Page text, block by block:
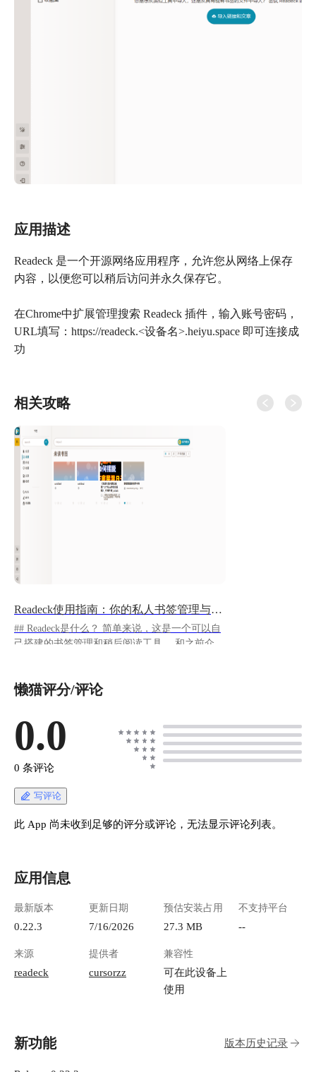
应用描述
Readeck 是一个开源网络应用程序，允许您从网络上保存
内容，以便您可以稍后访问并永久保存它。
在Chrome中扩展管理搜索 Readeck 插件，输入账号密码，
URL填写：https://readeck.<设备名>.heiyu.space 即可连接成
功
相关攻略
Readeck使用指南：你的私人书签管理与稍后阅读
## Readeck是什么？ 简单来说，这是一个可以自
己搭建的书签管理和稍后阅读工具。 和之前介绍
https://appstore.lazycat.cloud/#/shop/detail/com.curs
playground-1301583638.cos.ap-
chengdu.myqcloud.com/guidelines/496/f911eedb-
b50b-4dfd-b3a5-3db4e5d95886.png "image.png")
1301583638.cos.ap-
chengdu.myqcloud.com/guidelines/496/1209907b-
996b-4c77-b36b-f431cfc42a19.png "image.png") 以
1301583638.cos.ap-
fab5-4dcf-9ee4-26d881ddbf4f.png "image.png") 保
存之后，就可以看到 ![image.png](https://lzc-
chengdu.myqcloud.com/guidelines/496/483e3959-
0d8d-4eba-b12a-57e63bf4c2d0.png "image.png") 点
部和右侧，可以添加收藏、移入归档、删除等操
懒猫评分/评论
0.0
0 条评论
写评论
此 App 尚未收到足够的评分或评论，无法显示评论列表。
应用信息
最新版本
0.22.3
更新日期
7/16/2026
预估安装占用
27.3 MB
不支持平台
--
来源
readeck
提供者
cursorzz
兼容性
可在此设备上
使用
新功能 版本历史记录